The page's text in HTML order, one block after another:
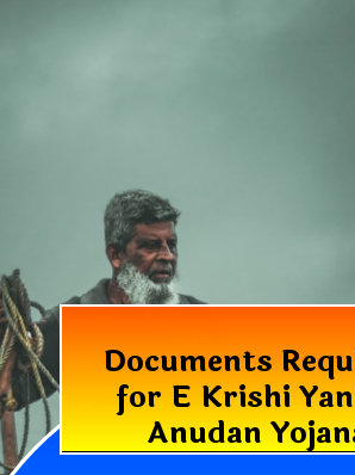
Documents
for E Krishi
Anudan